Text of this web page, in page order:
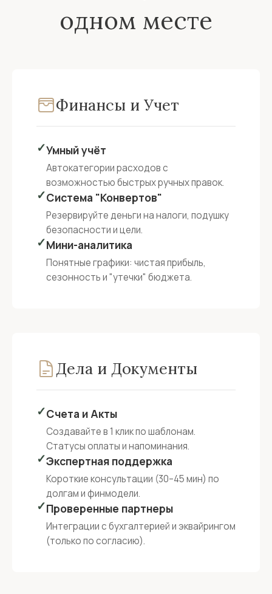
одном месте
Финансы и Учет
✓Умный учёт
Автокатегории расходов с
возможностью быстрых ручных правок.
✓Система "Конвертов"
Резервируйте деньги на налоги, подушку
безопасности и цели.
✓Мини-аналитика
Понятные графики: чистая прибыль,
сезонность и "утечки" бюджета.
Дела и Документы
✓Счета и Акты
Создавайте в 1 клик по шаблонам.
Статусы оплаты и напоминания.
✓Экспертная поддержка
Короткие консультации (30–45 мин) по
долгам и финмодели.
✓Проверенные партнеры
Интеграции с бухгалтерией и эквайрингом
(только по согласию).